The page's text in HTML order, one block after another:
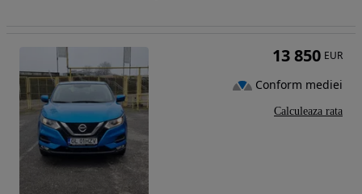
13 850 EUR
Conform mediei
Calculeaza rata